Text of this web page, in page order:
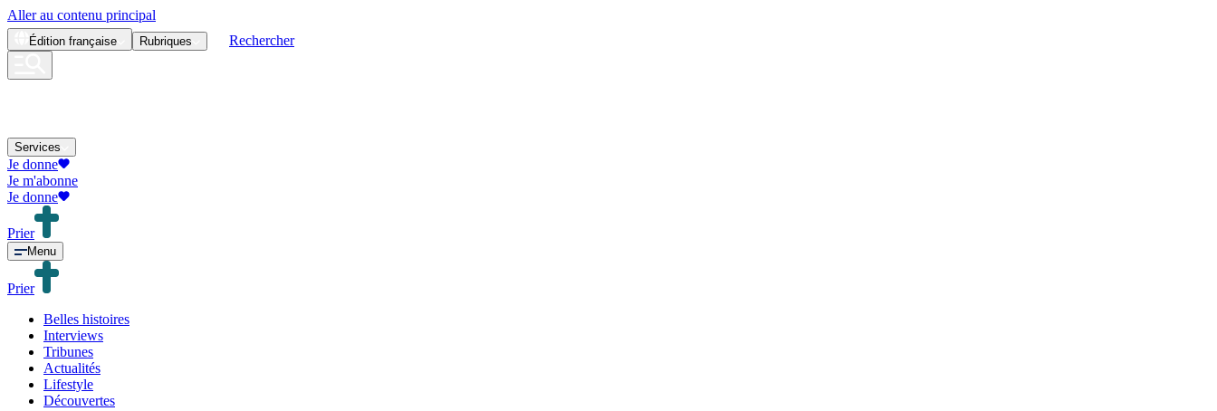
Aller au contenu principal
Édition française Rubriques Rechercher
Services
Je donne
Je m'abonne
Je donne
Prier
Menu
Prier
Belles histoires
Interviews
Tribunes
Actualités
Lifestyle
Découvertes